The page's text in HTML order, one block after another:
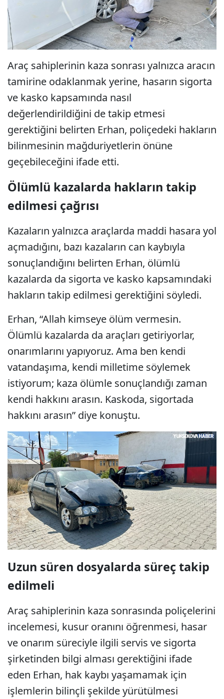
Araç sahiplerinin kaza sonrası yalnızca aracın
tamirine odaklanmak yerine, hasarın sigorta
ve kasko kapsamında nasıl
değerlendirildiğini de takip etmesi
gerektiğini belirten Erhan, poliçedeki hakların
bilinmesinin mağduriyetlerin önüne
geçebileceğini ifade etti.
Ölümlü kazalarda hakların takip
edilmesi çağrısı
Kazaların yalnızca araçlarda maddi hasara yol
açmadığını, bazı kazaların can kaybıyla
sonuçlandığını belirten Erhan, ölümlü
kazalarda da sigorta ve kasko kapsamındaki
hakların takip edilmesi gerektiğini söyledi.
Erhan, “Allah kimseye ölüm vermesin.
Ölümlü kazalarda da araçları getiriyorlar,
onarımlarını yapıyoruz. Ama ben kendi
vatandaşıma, kendi milletime söylemek
istiyorum; kaza ölümle sonuçlandığı zaman
kendi hakkını arasın. Kaskoda, sigortada
hakkını arasın” diye konuştu.
Uzun süren dosyalarda süreç takip
edilmeli
Araç sahiplerinin kaza sonrasında poliçelerini
incelemesi, kusur oranını öğrenmesi, hasar
ve onarım süreciyle ilgili servis ve sigorta
şirketinden bilgi alması gerektiğini ifade
eden Erhan, hak kaybı yaşamamak için
işlemlerin bilinçli şekilde yürütülmesi